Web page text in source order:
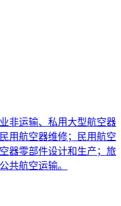
非运输、私用大型航空器
用航空器维修；民用航空
器零部件设计和生产；旅
共航空运输。